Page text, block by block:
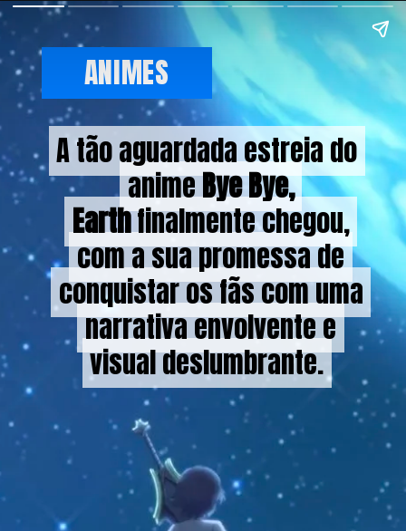
A tão aguardada estreia do
animeBye Bye,
Earthfinalmente chegou,
com a sua promessa de
conquistar os fãs com uma
narrativa envolvente e
visual deslumbrante.
A tão aguardada estreia do
animeBye Bye,
Earthfinalmente chegou,
com a sua promessa de
conquistar os fãs com uma
narrativa envolvente e
visual deslumbrante.
ANIMES